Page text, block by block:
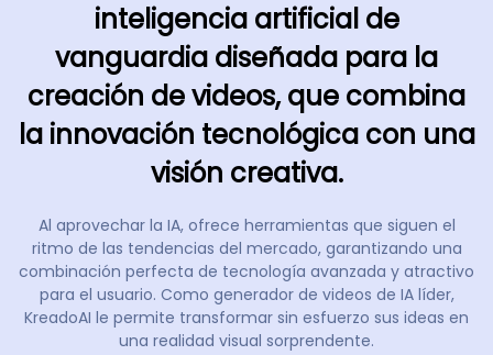
inteligencia artificial de
vanguardia diseñada para la
creación de videos, que combina
la innovación tecnológica con una
visión creativa.
Al aprovechar la IA, ofrece herramientas que siguen el
ritmo de las tendencias del mercado, garantizando una
combinación perfecta de tecnología avanzada y atractivo
para el usuario. Como generador de videos de IA líder,
KreadoAI le permite transformar sin esfuerzo sus ideas en
una realidad visual sorprendente.